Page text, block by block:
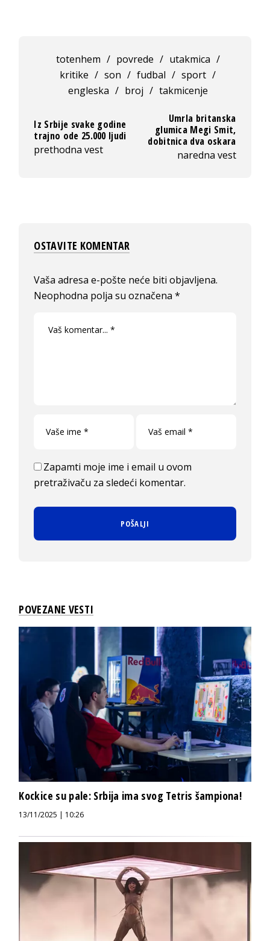
totenhem / povrede / utakmica /
kritike / son / fudbal / sport /
engleska / broj / takmicenje
Iz Srbije svake godine
trajno ode 25.000 ljudi
prethodna vest
Umrla britanska
glumica Megi Smit,
dobitnica dva oskara
naredna vest
OSTAVITE KOMENTAR
Vaša adresa e-pošte neće biti objavljena.
Neophodna polja su označena*
Zapamti moje ime i email u ovom
pretraživaču za sledeći komentar.
POVEZANE VESTI
Kockice su pale: Srbija ima svog Tetris šampiona!
13/11/2025 | 10:26